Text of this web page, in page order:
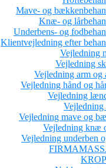
Mave- og
Knæ- og
Underbens- og
Klientvejledning efter
Vejledning
Vejledning
Vejledning arm og
Vejledning hånd og
Vejledning
Vejledning
Vejledning mave og
Vejledning knæ
Vejledning underben